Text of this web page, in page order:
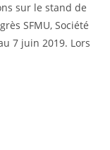
sur le stand de
SFMU, Société
7 juin 2019. Lors